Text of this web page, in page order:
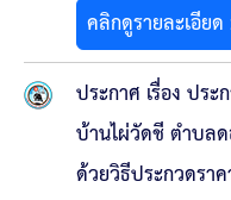
ข้อมูลการเลือกตั้ง
นโยบายคุ้มครอ
ผลงาน
คลิกดูรายละเอีย
ประกาศ เรื่อง ปร
บ้านไผ่วัดชี ตำบล
ด้วยวิธีประกวดรา